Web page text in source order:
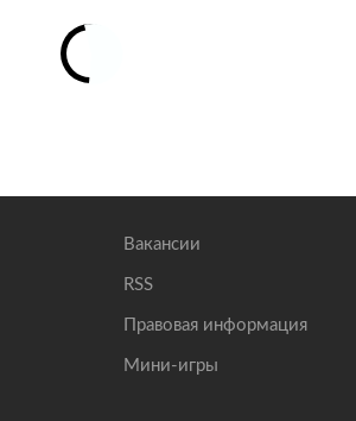
Вакансии
RSS
Правовая информация
Мини-игры